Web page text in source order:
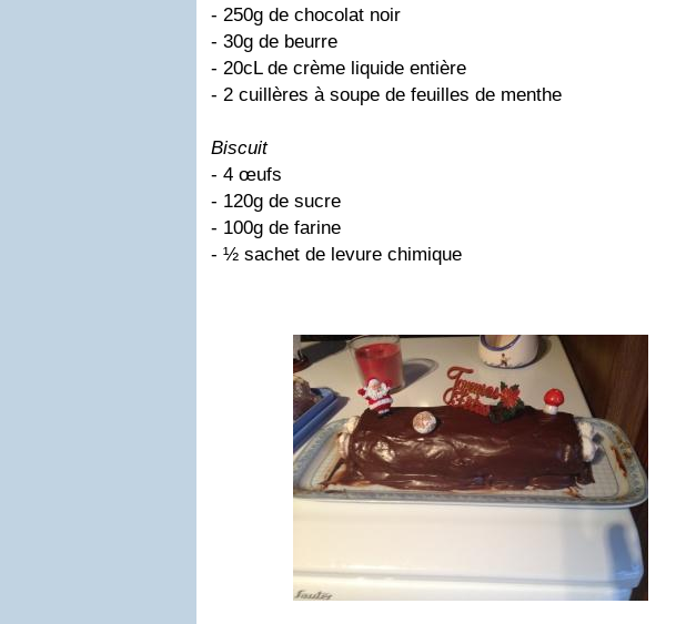
- 250g de chocolat noir
- 30g de beurre
- 20cL de crème liquide entière
- 2 cuillères à soupe de feuilles de menthe
Biscuit
- 4 œufs
- 120g de sucre
- 100g de farine
- ½ sachet de levure chimique